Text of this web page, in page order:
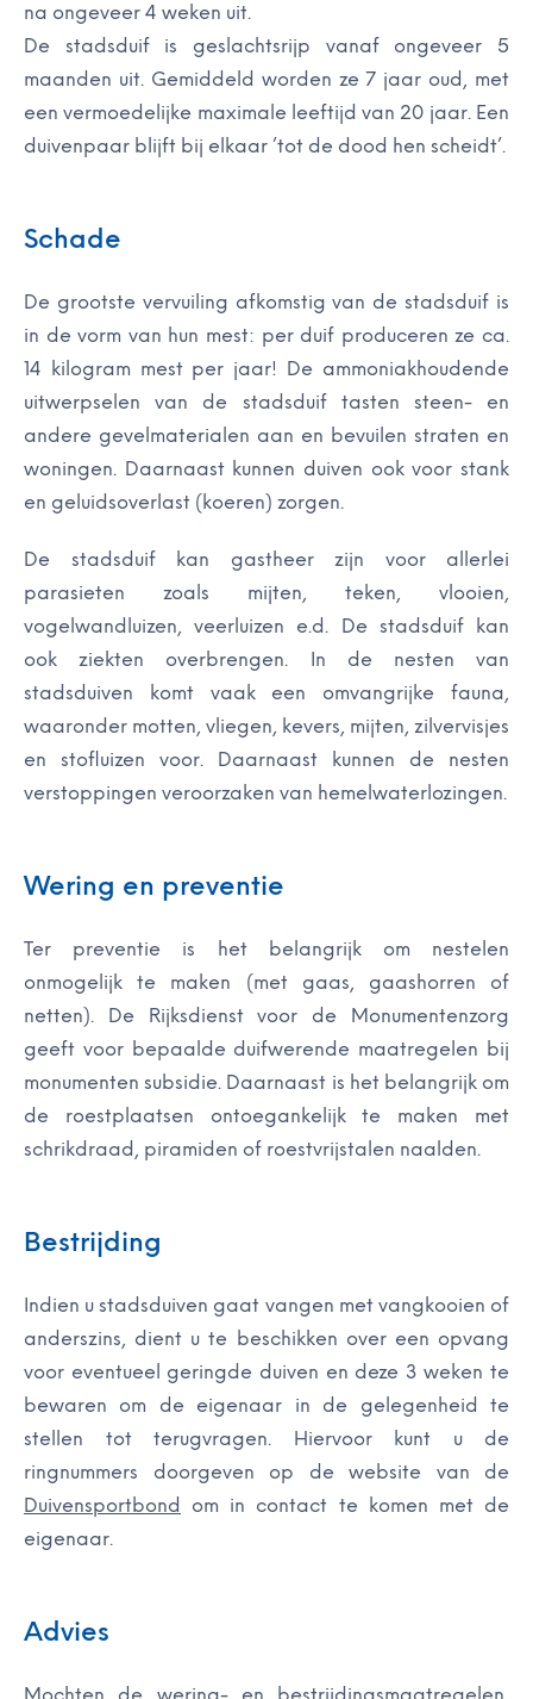
na ongeveer 4 weken uit.
De stadsduif is geslachtsrijp vanaf ongeveer 5
maanden uit. Gemiddeld worden ze 7 jaar oud, met
een vermoedelijke maximale leeftijd van 20 jaar. Een
duivenpaar blijft bij elkaar ’tot de dood hen scheidt’.
Schade
De grootste vervuiling afkomstig van de stadsduif is
in de vorm van hun mest: per duif produceren ze ca.
14 kilogram mest per jaar! De ammoniakhoudende
uitwerpselen van de stadsduif tasten steen- en
andere gevelmaterialen aan en bevuilen straten en
woningen. Daarnaast kunnen duiven ook voor stank
en geluidsoverlast (koeren) zorgen.
De stadsduif kan gastheer zijn voor allerlei
parasieten zoals mijten, teken, vlooien,
vogelwandluizen, veerluizen e.d. De stadsduif kan
ook ziekten overbrengen. In de nesten van
stadsduiven komt vaak een omvangrijke fauna,
waaronder motten, vliegen, kevers, mijten, zilvervisjes
en stofluizen voor. Daarnaast kunnen de nesten
verstoppingen veroorzaken van hemelwaterlozingen.
Wering en preventie
Ter preventie is het belangrijk om nestelen
onmogelijk te maken (met gaas, gaashorren of
netten). De Rijksdienst voor de Monumentenzorg
geeft voor bepaalde duifwerende maatregelen bij
monumenten subsidie. Daarnaast is het belangrijk om
de roestplaatsen ontoegankelijk te maken met
schrikdraad, piramiden of roestvrijstalen naalden.
Bestrijding
Indien u stadsduiven gaat vangen met vangkooien of
anderszins, dient u te beschikken over een opvang
voor eventueel geringde duiven en deze 3 weken te
bewaren om de eigenaar in de gelegenheid te
stellen tot terugvragen. Hiervoor kunt u de
ringnummers doorgeven op de website van de
Duivensportbond
om in contact te komen met de
eigenaar.
Advies